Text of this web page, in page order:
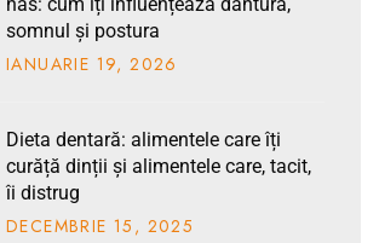
somnul și postura
IANUARIE 19, 2026
Dieta dentară: alimentele care îți
curăță dinții și alimentele care, tacit,
îi distrug
DECEMBRIE15 , 2025